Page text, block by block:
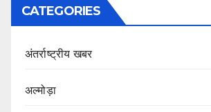
CATEGORIES
अंतर्राष्ट्रीय खबर
अल्मोड़ा